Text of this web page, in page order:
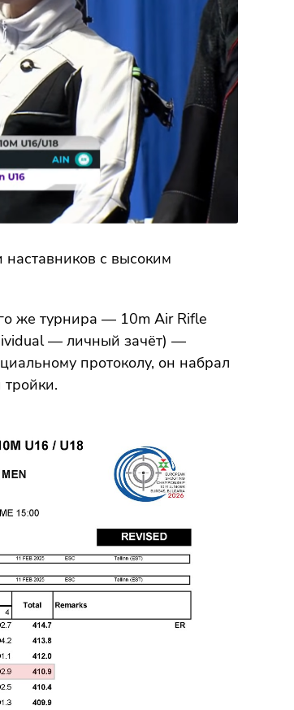
с высоким
же турнира — 10m Air Rifle
— личный зачёт) —
протоколу, он набрал